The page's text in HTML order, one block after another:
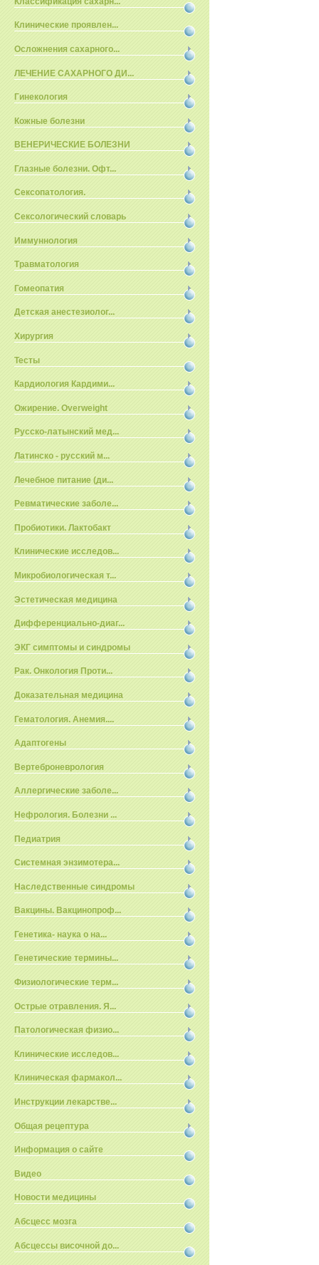
Клинические проявлен...
Осложнения сахарного...
ЛЕЧЕНИЕ САХАРНОГО ДИ...
Гинекология
Кожные болезни
ВЕНЕРИЧЕСКИЕ БОЛЕЗНИ
Глазные болезни. Офт...
Сексопатология.
Сексологический словарь
Иммуннология
Травматология
Гомеопатия
Детская анестезиолог...
Хирургия
Тесты
Кардиология Кардими...
Ожирение. Overweight
Русско-латынский мед...
Латинско - русский м...
Лечебное питание (ди...
Ревматические заболе...
Пробиотики. Лактобакт
Клинические исследов...
Микробиологическая т...
Эстетическая медицина
Дифференциально-диаг...
ЭКГ симптомы и синдромы
Рак. Онкология Проти...
Доказательная медицина
Гематология. Анемия....
Адаптогены
Вертеброневрология
Аллергические заболе...
Нефрология. Болезни ...
Педиатрия
Системная энзимотера...
Наследственные синдромы
Вакцины. Вакцинопроф...
Генетика- наука о на...
Генетические термины...
Физиологические терм...
Острые отравления. Я...
Патологическая физио...
Клинические исследов...
Клиническая фармакол...
Инструкции лекарстве...
Общая рецептура
Информация о сайте
Видео
Новости медицины
Абсцесс мозга
Абсцессы височной до...